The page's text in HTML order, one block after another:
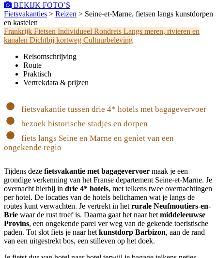
BEKIJK FOTO’S
Fietsvakanties > Reizen > Seine-et-Marne, fietsen langs kunstdorpen
en kastelen
Frankrijk Fietsen Individueel Rondreis Langs meren, rivieren en
kanalen Dichtbij kortweg Cultuurbeleving
Reisomschrijving
Route
Praktisch
Vertrekdata & prijzen
fietsvakantie tussen drie 4* hotels met bagagevervoer
bezoek historische stadjes en dorpen
fiets langs Seine en Marne en geniet van een
ongekende regio
Tijdens deze fietsvakantie met bagagevervoer maak je een
grondige verkenning van het Franse departement Seine-et-Marne. Je
overnacht hierbij in drie 4* hotels, met telkens twee overnachtingen
per hotel. De locaties van de hotels belichamen wat je langs de
routes kunt verwachten. Je vertrekt in hetrurale Neufmoutiers-en-
Brie waar de rust troef is. Daarna gaat het naar hetmiddeleeuwse
Provins, een ongekende parel ver weg van de gekende toeristische
paden. Tot slot fiets je naar hetkunstdorp Barbizon, aan de rand
van een uitgestrekt bos, een stilleven op het doek.